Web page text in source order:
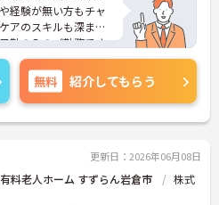
経験が無い方もチャ
アのスキルも深まり
勤のみのご勤務です
無理なくご勤務いた
面接対策ポイント
しますのでお気軽に
無料 紹介してもらう
更新日：2026年06月08日
料老人ホーム すずらん岩倉市
株式